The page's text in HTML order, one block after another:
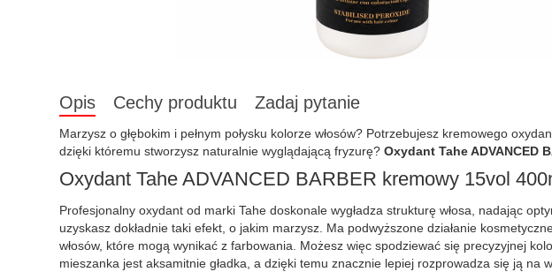
Opis Cechy produktu Zadaj pytanie
Marzysz o głębokim i pełnym połysku kolorze włosów? Potrzebujesz kremowego
dzięki któremu stworzysz naturalnie wyglądającą fryzurę? Oxydant Tahe ADVANCED
Oxydant Tahe ADVANCED BARBER kremowy 15vol
Profesjonalny oxydant od marki Tahe doskonale wygładza strukturę włosa, nadając
uzyskasz dokładnie taki efekt, o jakim marzysz. Ma podwyższone działanie
włosów, które mogą wynikać z farbowania. Możesz więc spodziewać się precyzyjnej
mieszanka jest aksamitnie gładka, a dzięki temu znacznie lepiej rozprowadza się ją na